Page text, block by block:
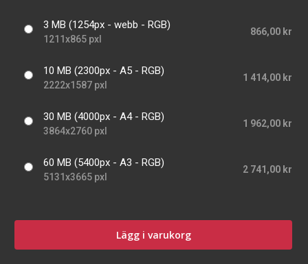
3 MB (1254px - webb - RGB)
1211x865 pxl
866,00 kr
10 MB (2300px - A5 - RGB)
2222x1587 pxl
1 414,00 kr
30 MB (4000px - A4 - RGB)
3864x2760 pxl
1 962,00 kr
60 MB (5400px - A3 - RGB)
5131x3665 pxl
2 741,00 kr
Lägg i varukorg